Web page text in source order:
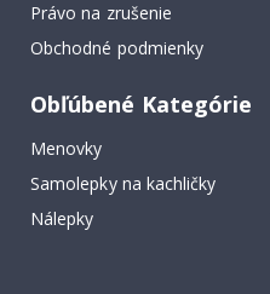
Právo na zrušenie
Obchodné podmienky
Obľúbené Kategórie
Menovky
Samolepky na kachličky
Nálepky